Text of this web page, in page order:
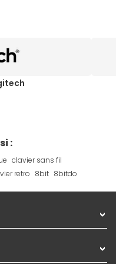
:
clavier sans fil
retro 8bit 8bitdo